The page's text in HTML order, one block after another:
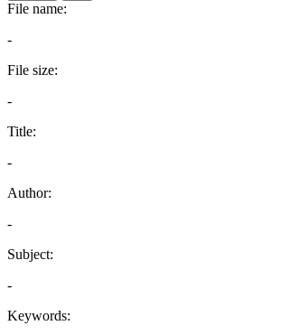
File name:
-
File size:
-
Title:
-
Author:
-
Subject:
-
Keywords: